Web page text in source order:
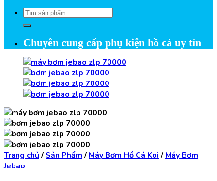
Tìm
kiếm:
Chuyên cung cấp phụ kiện hồ cá uy tín
Trang chủ/ Sản Phẩm / Máy Bơm Hồ Cá Koi / Máy Bơm
Jebao